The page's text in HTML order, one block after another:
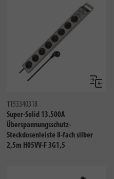
1153340318
Super-Solid 13.500A
Überspannungsschutz-
Steckdosenleiste 8-fach silber
2,5m H05VV-F 3G1,5